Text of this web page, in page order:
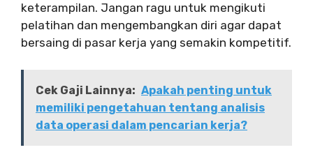
keterampilan. Jangan ragu untuk mengikuti
pelatihan dan mengembangkan diri agar dapat
bersaing di pasar kerja yang semakin kompetitif.
Cek Gaji Lainnya: Apakah penting untuk
memiliki pengetahuan tentang analisis
data operasi dalam pencarian kerja?